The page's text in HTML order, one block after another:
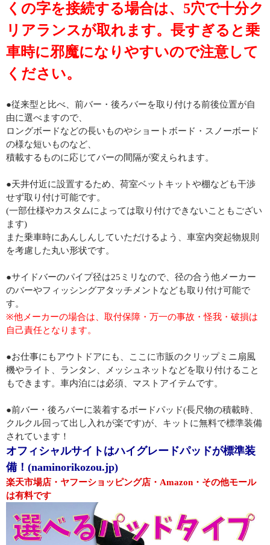
くの字を接続する場合は、5穴で十分ク
リアランスが取れます。長すぎると乗
車時に邪魔になりやすいので注意して
ください。
●従来型と比べ、前バー・後ろバーを取り付ける前後位置が自
由に選べますので、
ロングボードなどの長いものやショートボード・スノーボード
の様な短いものなど、
積載するものに応じてバーの間隔が変えられます。
●天井付近に設置するため、荷室ベットキットや棚なども干渉
せず取り付け可能です。
(一部仕様やカスタムによっては取り付けできないこともござい
ます)
また乗車時にあんしんしていただけるよう、車室内突起物規則
を考慮した丸い形状です。
●サイドバーのパイプ径は25ミリなので、径の合う他メーカー
のバーやフィッシングアタッチメントなども取り付け可能で
す。
※他メーカーの場合は、取付保障・万一の事故・怪我・破損は
自己責任となります。
●お仕事にもアウトドアにも、ここに市販のクリップミニ扇風
機やライト、ランタン、メッシュネットなどを取り付けること
もできます。車内泊には必須、マストアイテムです。
●前バー・後ろバーに装着するボードパッド(長尺物の積載時、
クルクル回って出し入れが楽です)が、キットに無料で標準装備
されています！
オフィシャルサイトはハイグレードパッドが標準装
備！(naminorikozou.jp)
楽天市場店・ヤフーショッピング店・Amazon・その他モール
は有料です